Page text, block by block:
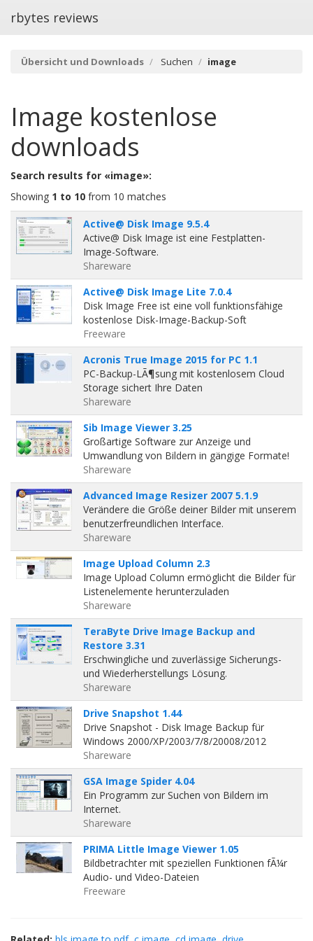
rbytes reviews
Übersicht und Downloads Suchen image
Image kostenlose
downloads
Search results for «image»:
Showing 1 to 10 from 10 matches
Active@ Disk Image 9.5.4
Active@ Disk Image ist eine Festplatten-
Image-Software.
Shareware
Active@ Disk Image Lite 7.0.4
Disk Image Free ist eine voll funktionsfähige
kostenlose Disk-Image-Backup-Soft
Freeware
Acronis True Image 2015 for PC 1.1
PC-Backup-LÃ¶sung mit kostenlosem Cloud
Storage sichert Ihre Daten
Shareware
Sib Image Viewer 3.25
Großartige Software zur Anzeige und
Umwandlung von Bildern in gängige Formate!
Shareware
Advanced Image Resizer 2007 5.1.9
Verändere die Größe deiner Bilder mit unserem
benutzerfreundlichen Interface.
Shareware
Image Upload Column 2.3
Image Upload Column ermöglicht die Bilder für
Listenelemente herunterzuladen
Shareware
TeraByte Drive Image Backup and
Restore 3.31
Erschwingliche und zuverlässige Sicherungs-
und Wiederherstellungs Lösung.
Shareware
Drive Snapshot 1.44
Drive Snapshot - Disk Image Backup für
Windows 2000/XP/2003/7/8/20008/2012
Shareware
GSA Image Spider 4.04
Ein Programm zur Suchen von Bildern im
Internet.
Shareware
PRIMA Little Image Viewer 1.05
Bildbetrachter mit speziellen Funktionen fÃ¼r
Audio- und Video-Dateien
Freeware